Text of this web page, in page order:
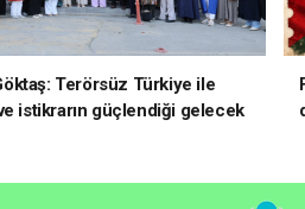
Terörsüz Türkiye ile
ve istikrarın güçlendiği gelecek